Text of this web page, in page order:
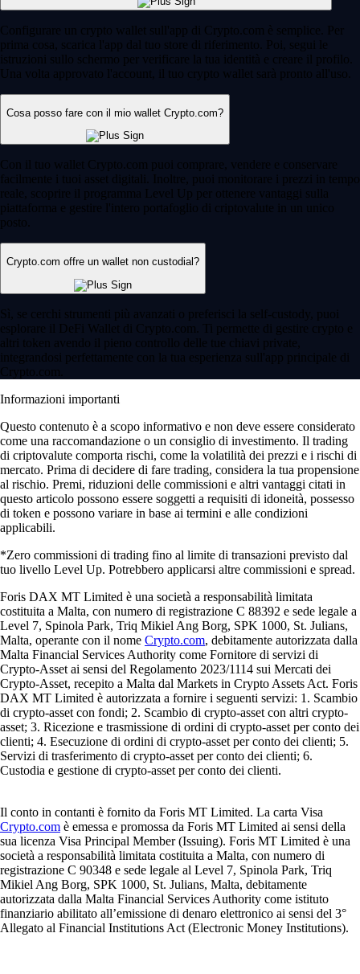
Configurare un crypto wallet sull'app di Crypto.com è semplice. Per
prima cosa, scarica l'app dal tuo store di riferimento. Poi, segui le
istruzioni sullo schermo per verificare la tua identità e creare il profilo.
Una volta approvato l'account, il tuo crypto wallet sarà pronto all'uso.
Cosa posso fare con il mio wallet Crypto.com?
Con il tuo wallet Crypto.com puoi comprare, vendere e conservare
facilmente i tuoi asset digitali. Inoltre, puoi monitorare i prezzi in tempo
reale, scoprire il programma Level Up per ottenere vantaggi sulla
piattaforma e gestire l'intero portafoglio di criptovalute in un unico
posto.
Crypto.com offre un wallet non custodial?
Sì, se cerchi strumenti più avanzati o preferisci la self-custody, puoi
esplorare il DeFi Wallet di Crypto.com. Ti permette di gestire crypto e
altri token avendo il pieno controllo delle tue chiavi private,
integrandosi perfettamente con la tua esperienza sull'app principale di
Crypto.com.
Informazioni importanti
Questo contenuto è a scopo informativo e non deve essere considerato
come una raccomandazione o un consiglio di investimento. Il trading
di criptovalute comporta rischi, come la volatilità dei prezzi e i rischi di
mercato. Prima di decidere di fare trading, considera la tua propensione
al rischio. Premi, riduzioni delle commissioni e altri vantaggi citati in
questo articolo possono essere soggetti a requisiti di idoneità, possesso
di token e possono variare in base ai termini e alle condizioni
applicabili.
*Zero commissioni di trading fino al limite di transazioni previsto dal
tuo livello Level Up. Potrebbero applicarsi altre commissioni e spread.
Foris DAX MT Limited è una società a responsabilità limitata
costituita a Malta, con numero di registrazione C 88392 e sede legale a
Level 7, Spinola Park, Triq Mikiel Ang Borg, SPK 1000, St. Julians,
Malta, operante con il nome Crypto.com, debitamente autorizzata dalla
Malta Financial Services Authority come Fornitore di servizi di
Crypto-Asset ai sensi del Regolamento 2023/1114 sui Mercati dei
Crypto-Asset, recepito a Malta dal Markets in Crypto Assets Act. Foris
DAX MT Limited è autorizzata a fornire i seguenti servizi: 1. Scambio
di crypto-asset con fondi; 2. Scambio di crypto-asset con altri crypto-
asset; 3. Ricezione e trasmissione di ordini di crypto-asset per conto dei
clienti; 4. Esecuzione di ordini di crypto-asset per conto dei clienti; 5.
Servizi di trasferimento di crypto-asset per conto dei clienti; 6.
Custodia e gestione di crypto-asset per conto dei clienti.
Il conto in contanti è fornito da Foris MT Limited. La carta Visa
Crypto.com è emessa e promossa da Foris MT Limited ai sensi della
sua licenza Visa Principal Member (Issuing). Foris MT Limited è una
società a responsabilità limitata costituita a Malta, con numero di
registrazione C 90348 e sede legale al Level 7, Spinola Park, Triq
Mikiel Ang Borg, SPK 1000, St. Julians, Malta, debitamente
autorizzata dalla Malta Financial Services Authority come istituto
finanziario abilitato all’emissione di denaro elettronico ai sensi del 3°
Allegato al Financial Institutions Act (Electronic Money Institutions).